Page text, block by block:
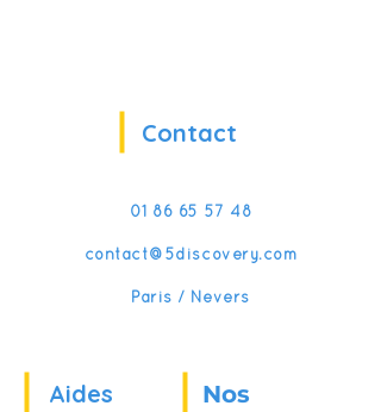
Contact
01 86 65 57 48
contact@5discovery.com
Paris / Nevers
Aides
Nos